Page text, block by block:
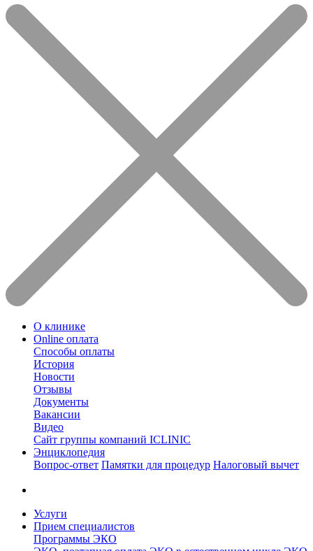
О клинике
Online оплата
Способы оплаты
История
Новости
Отзывы
Документы
Вакансии
Видео
Сайт группы компаний ICLINIC
Энциклопедия
Вопрос-ответ Памятки для процедур Налоговый вычет
Услуги
Прием специалистов
Программы ЭКО